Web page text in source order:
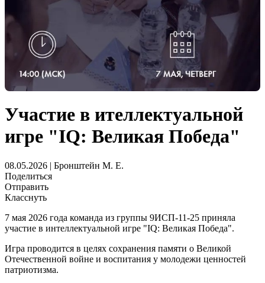
Участие в ителлектуальной
игре "IQ: Великая Победа"
08.05.2026 | Бронштейн М. Е.
Поделиться
Отправить
Класснуть
7 мая 2026 года команда из группы 9ИСП-11-25 приняла
участие в интеллектуальной игре "IQ: Великая Победа".
Игра проводится в целях сохранения памяти о Великой
Отечественной войне и воспитания у молодежи ценностей
патриотизма.